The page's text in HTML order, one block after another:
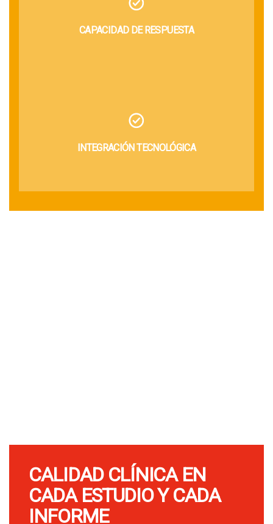
CAPACIDAD DE RESPUESTA
INTEGRACIÓN TECNOLÓGICA
CALIDAD CLÍNICA EN
CADA ESTUDIO Y CADA
INFORME